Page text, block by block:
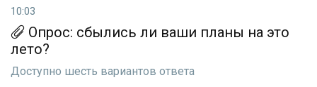
10:03
Опрос: сбылись ли ваши планы на это
лето?
Доступно шесть вариантов ответа